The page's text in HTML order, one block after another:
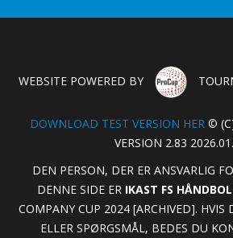
WEBSITE POWERED BY
DOWNLOAD TEST VERSION HER©
VERSION 2.83
DEN PERSON, DER ER ANSVARLIG
DENNE SIDE ER IKAST FS
COMPANY CUP 2024 [ARCHIVED]. HVIS
ELLER SPØRGSMÅL, BEDES DU